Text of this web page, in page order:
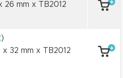
26 mm x TB2012
)
x 32 mm x TB2012